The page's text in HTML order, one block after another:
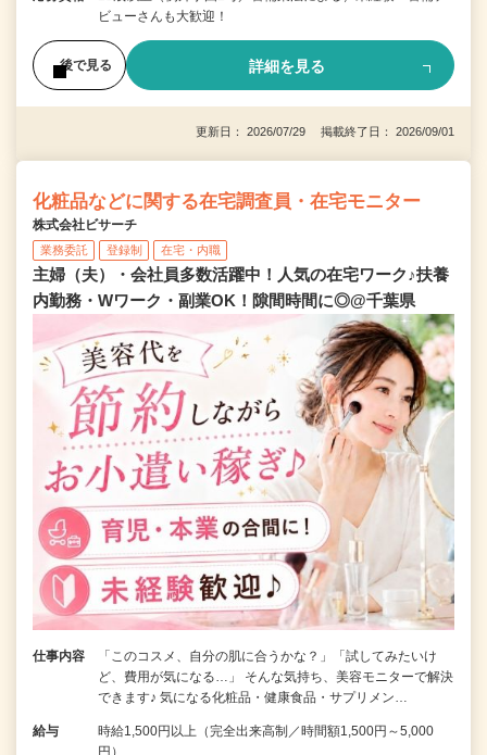
ビューさんも大歓迎！
後で見る 詳細を見る
更新日： 2026/07/29 掲載終了日： 2026/09/01
化粧品などに関する在宅調査員・在宅モニター
株式会社ビサーチ
業務委託 登録制 在宅・内職
主婦（夫）・会社員多数活躍中！人気の在宅ワーク♪扶養
内勤務・Wワーク・副業OK！隙間時間に◎@千葉県
仕事内容
「このコスメ、自分の肌に合うかな？」「試してみたいけ
ど、費用が気になる…」 そんな気持ち、美容モニターで解決
できます♪ 気になる化粧品・健康食品・サプリメン…
給与
時給1,500円以上（完全出来高制／時間額1,500円～5,000
円）